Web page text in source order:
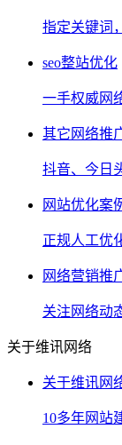
指定关键词
seo整站优化
一手权威网
其它网络推
抖音、今日
网站优化案
正规人工优
网络营销推
关注网络动
关于维讯网络
关于维讯网
10多年网站